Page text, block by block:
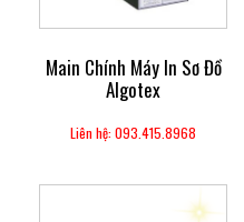
Main Chính Máy In Sơ Đồ
Algotex
Liên hệ: 093.415.8968